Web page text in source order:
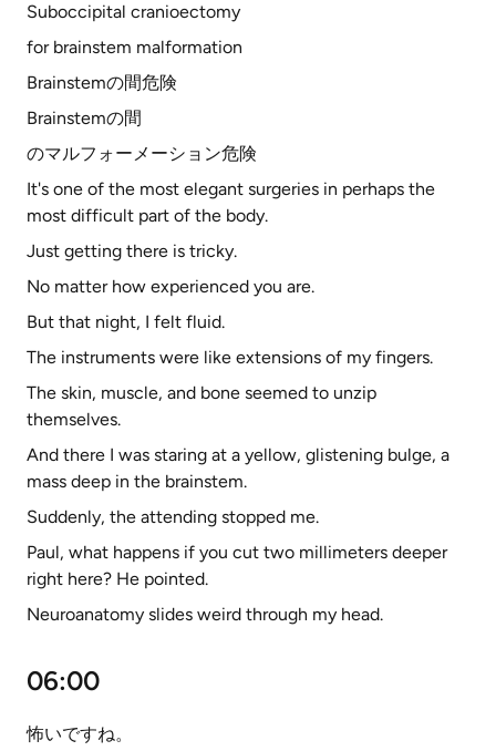
Suboccipital cranioectomy
for brainstem malformation
Brainstemの間危険
Brainstemの間
のマルフォーメーション危険
It's one of the most elegant surgeries in perhaps the
most difficult part of the body.
Just getting there is tricky.
No matter how experienced you are.
But that night, I felt fluid.
The instruments were like extensions of my fingers.
The skin, muscle, and bone seemed to unzip
themselves.
And there I was staring at a yellow, glistening bulge, a
mass deep in the brainstem.
Suddenly, the attending stopped me.
Paul, what happens if you cut two millimeters deeper
right here? He pointed.
Neuroanatomy slides weird through my head.
06:00
怖いですね。